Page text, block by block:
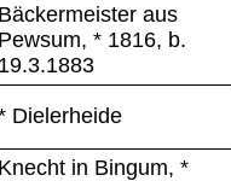
Bäckermeister aus
Pewsum, * 1816, b.
19.3.1883
Dielerheide
Knecht in Bingum, *